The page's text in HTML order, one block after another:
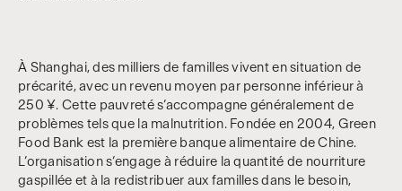
À Shanghai, des milliers de familles vivent en situation de
précarité, avec un revenu moyen par personne inférieur à
250 ¥. Cette pauvreté s’accompagne généralement de
problèmes tels que la malnutrition. Fondée en 2004, Green
Food Bank est la première banque alimentaire de Chine.
L’organisation s’engage à réduire la quantité de nourriture
gaspillée et à la redistribuer aux familles dans le besoin,